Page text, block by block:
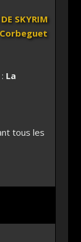
SKYRIM
La
tous les